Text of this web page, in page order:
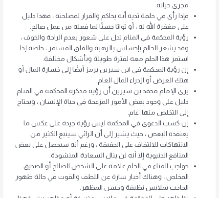
مجرى حياته.
فإذا رأى في حلمة ثديه أنه يحاكم والقرار لمصلحته ، فهذا دليل
على مغفرة الله له ، أو ثوابًا حسنًا لما فعله من عمل صالح.
رؤية المحكمة في المنام تدل على شعور بعدم الراحة والخوف ،
وقد يشعر الحالم بإحساس بالرهبة والقلق المستمر ، خاصة إذا
استمر هذا الحلم معه لفترة طويلة وبأشكال مختلفة.
إن رؤية المحكمة في ابن سيرين يرمز أيضًا إلى خسارة المال أو
هتك العرض أو ازدراء المال العام.
يرى الإمام محمد بن سيرين أن رؤية مذكرة المحكمة في المنام
دليل على وجود بعض الأمور المزعجة في حياة الإنسان ، ويحتاج
إلى التخلص منها. عام.
إن كسب الدعوى في المحكمة ليس رؤية جيدة على عكس ما
يعتقده البعض ، حيث يشير إلى أن الرائي سيتبع الكثير من
الانتهاكات للالتفاف على الحقيقة ، ورغم أنه سيحصل على بعض
المنافع الدنيوية إلا أنه لن ينال السعادة المنشودة.
حواجب الفناء في الحلم علامة على الشخص الصالح أو الصديق
المخلص ، وهناك أخبار سارة عن اللطف والقوت في حالة ظهور
الحاجب بملابس نظيفة وحسن المظهر.